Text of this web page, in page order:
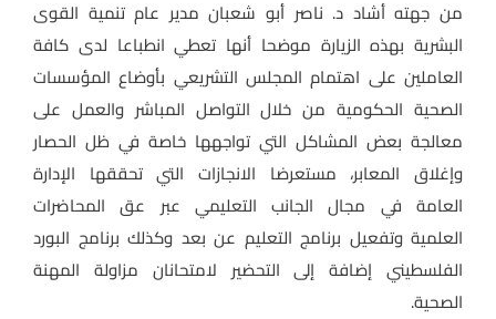
من جهته أشاد د. ناصر أبو شعبان مدير عام تنمية القوى
البشرية بهذه الزيارة موضحا أنها تعطي انطباعا لدى كافة
العاملين على اهتمام المجلس التشريعي بأوضاع المؤسسات
الصحية الحكومية من خلال التواصل المباشر والعمل على
معالجة بعض المشاكل التي تواجهها خاصة في ظل الحصار
وإغلاق المعابر، مستعرضا الانجازات التي تحققها الإدارة
العامة في مجال الجانب التعليمي عبر عق المحاضرات
العلمية وتفعيل برنامج التعليم عن بعد وكذلك برنامج البورد
الفلسطيني إضافة إلى التحضير لامتحانان مزاولة المهنة
الصحية.